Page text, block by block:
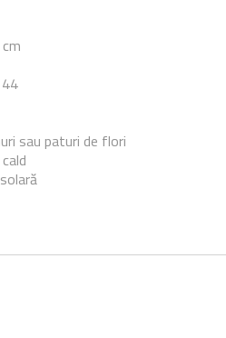
sau paturi de flori